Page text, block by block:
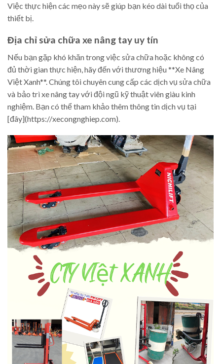
Việc thực hiện các mẹo này sẽ giúp bạn kéo dài tuổi thọ của
thiết bị.
Địa chỉ sửa chữa xe nâng tay uy tín
Nếu bạn gặp khó khăn trong việc sửa chữa hoặc không có
đủ thời gian thực hiện, hãy đến với thương hiệu **Xe Nâng
Việt Xanh**. Chúng tôi chuyên cung cấp các dịch vụ sửa chữa
và bảo trì xe nâng tay với đội ngũ kỹ thuật viên giàu kinh
nghiệm. Bạn có thể tham khảo thêm thông tin dịch vụ tại
[đây](https://xecongnghiep.com).